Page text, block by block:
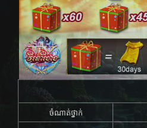
ចំណាត់ថ្នាក់